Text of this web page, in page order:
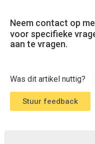
Neem contact op
voor specifieke
aan te vragen.
Was dit artikel nuttig?